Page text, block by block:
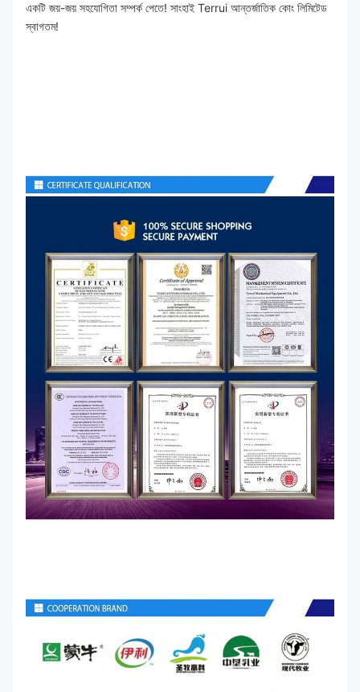
একটি জয়-জয় সহযোগিতা সম্পর্ক পেতে! সাংহাই Terrui আন্তর্জাতিক কোং লিমিটেড
স্বাগতম!